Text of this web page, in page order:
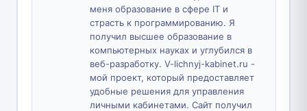
меня образование в сфере IT и
страсть к программированию. Я
получил высшее образование в
компьютерных науках и углубился в
веб-разработку. V-lichnyj-kabinet.ru -
мой проект, который предоставляет
удобные решения для управления
личными кабинетами. Сайт получил